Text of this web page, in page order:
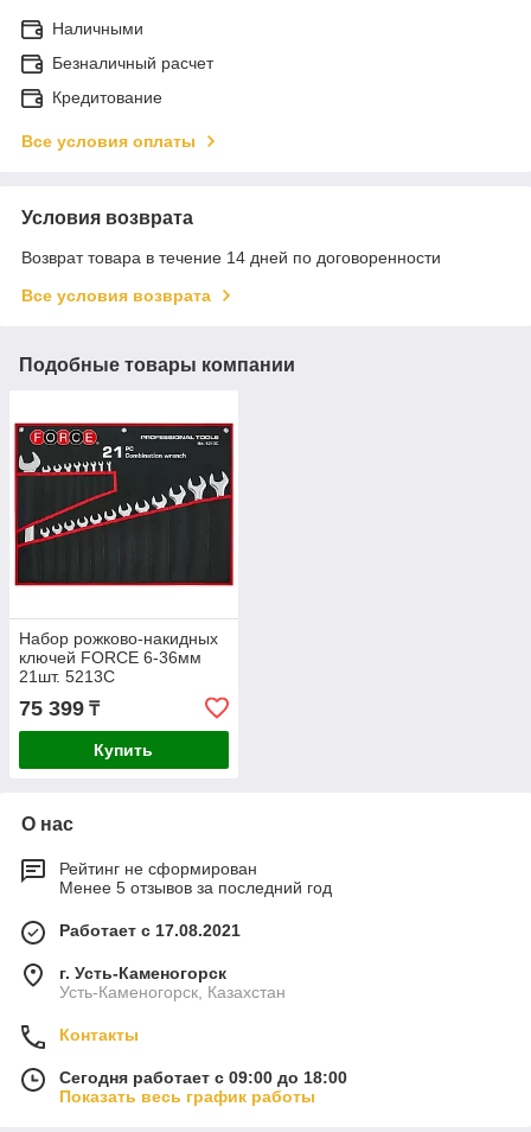
Наличными
Безналичный расчет
Кредитование
Все условия оплаты
Условия возврата
Возврат товара в течение 14 дней по договоренности
Все условия возврата
Подобные товары компании
Набор рожково-накидных
ключей FORCE 6-36мм
21шт. 5213C
75 399 ₸
Купить
О нас
Рейтинг не сформирован
Менее 5 отзывов за последний год
Работает с 17.08.2021
г. Усть-Каменогорск
Усть-Каменогорск, Казахстан
Контакты
Сегодня работает с 09:00 до 18:00
Показать весь график работы